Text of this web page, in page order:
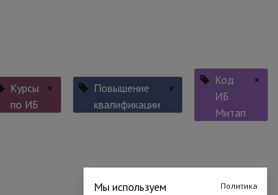
Курсы
по ИБ
×
Повышение
квалификации
×
Код
ИБ
Митап
×
Мы используем
Политика